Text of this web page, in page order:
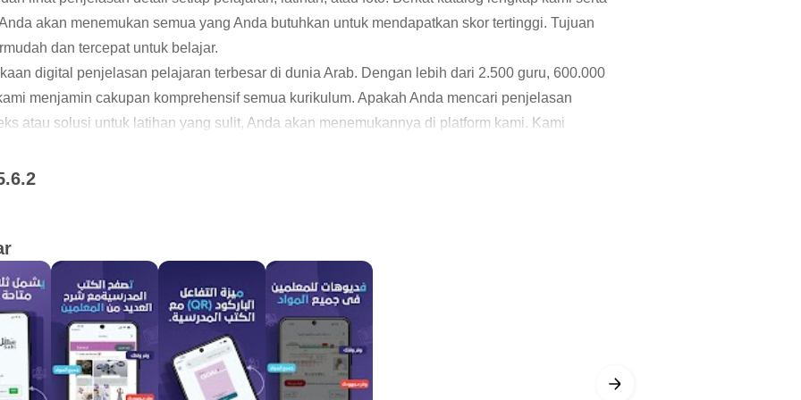
akan menemukan semua yang Anda butuhkan untuk mendapatkan skor tertinggi. Tujuan
dan tercepat untuk belajar.
digital penjelasan pelajaran terbesar di dunia Arab. Dengan lebih dari 2.500 guru, 600.000
menjamin cakupan komprehensif semua kurikulum. Apakah Anda mencari penjelasan
atau solusi untuk latihan yang sulit, Anda akan menemukannya di platform kami. Kami